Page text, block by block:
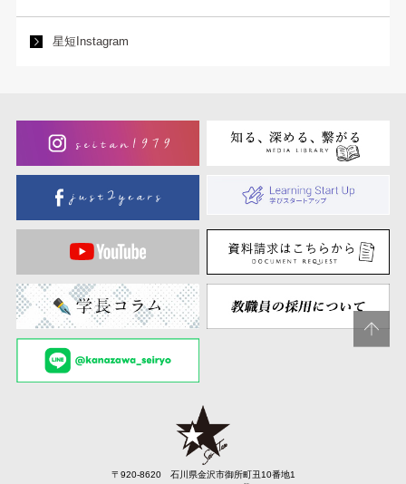
星短Instagram
〒920-8620 石川県金沢市御所町丑10番地1